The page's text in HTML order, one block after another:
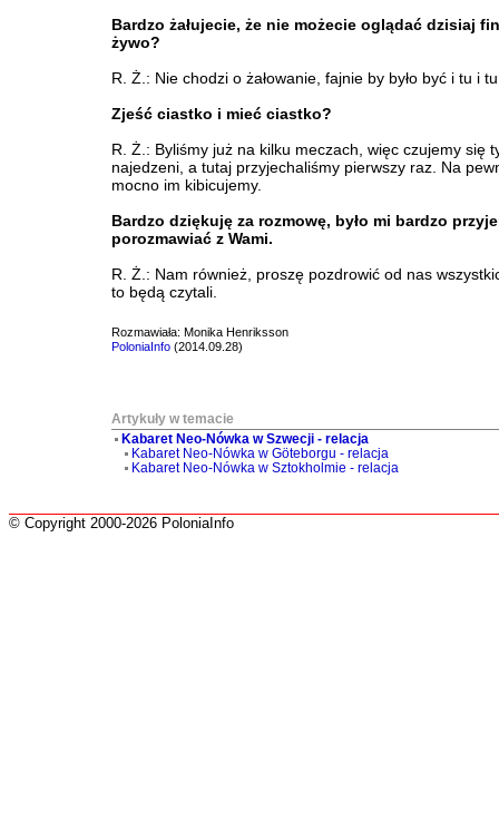
Bardzo żałujecie, że nie możecie oglądać dzisiaj
żywo?
R. Ż.: Nie chodzi o żałowanie, fajnie by było być i tu i
Zjeść ciastko i mieć ciastko?
R. Ż.: Byliśmy już na kilku meczach, więc czujemy się
najedzeni, a tutaj przyjechaliśmy pierwszy raz. Na
mocno im kibicujemy.
Bardzo dziękuję za rozmowę, było mi bardzo
porozmawiać z Wami.
R. Ż.: Nam również, proszę pozdrowić od nas
to będą czytali.
Rozmawiała: Monika Henriksson
PoloniaInfo (2014.09.28)
Artykuły w temacie
Kabaret Neo-Nówka w Szwecji - relacja
Kabaret Neo-Nówka w Göteborgu - relacja
Kabaret Neo-Nówka w Sztokholmie - relacja
© Copyright 2000-2026 PoloniaInfo